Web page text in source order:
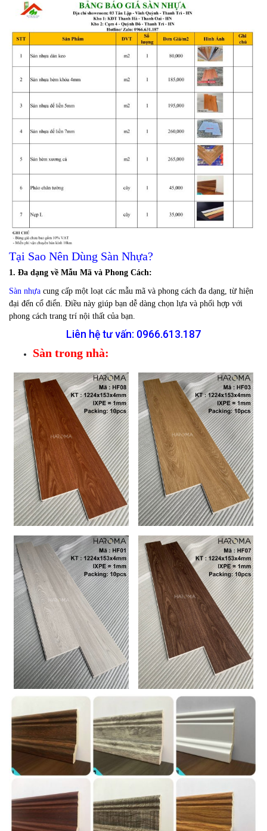
Tại Sao Nên Dùng Sàn Nhựa?
1. Đa dạng về Mẫu Mã và Phong Cách:
Sàn nhựa cung cấp một loạt các mẫu mã và phong cách đa dạng, từ hiện
đại đến cổ điển. Điều này giúp bạn dễ dàng chọn lựa và phối hợp với
phong cách trang trí nội thất của bạn.
Liên hệ tư vấn: 0966.613.187
Sàn trong nhà: